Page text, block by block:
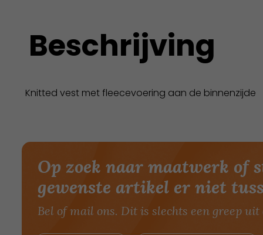
Beschrijving
Knitted vest met fleecevoering aan de binnenzijde
Op zoek naar maatwerk of
gewenste artikel er niet
Bel of mail ons. Dit is slechts een greep uit